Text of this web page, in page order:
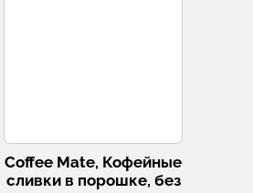
Coffee Mate, Кофейные
сливки в порошке, без